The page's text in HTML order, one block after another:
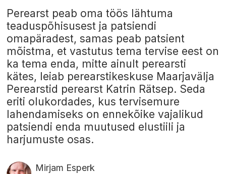
Perearst peab oma töös lähtuma
teaduspõhisusest ja patsiendi
omapäradest, samas peab patsient
mõistma, et vastutus tema tervise eest on
ka tema enda, mitte ainult perearsti
kätes, leiab perearstikeskuse Maarjavälja
Perearstid perearst Katrin Rätsep. Seda
eriti olukordades, kus tervisemure
lahendamiseks on ennekõike vajalikud
patsiendi enda muutused elustiili ja
harjumuste osas.
Mirjam Esperk